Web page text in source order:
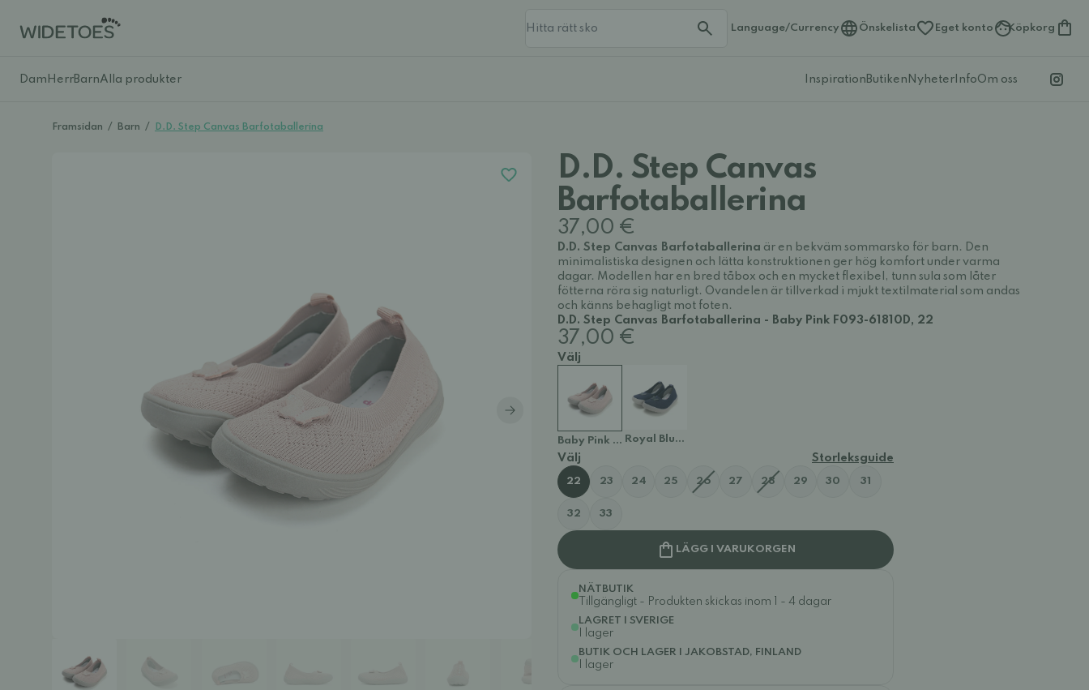
Language/Currency Önskelista Eget konto Köpkorg
Dam HerrBarnAlla produkter Inspiration Butiken Nyheter InfoOm oss
Framsidan / Barn / D.D. Step Canvas Barfotaballerina
D.D. Step Canvas
Barfotaballerina
37,00 €
D.D. Step Canvas Barfotaballerina är en bekväm sommarsko för barn. Den
minimalistiska designen och lätta konstruktionen ger hög komfort under varma
dagar. Modellen har en bred tåbox och en mycket flexibel, tunn sula som låter
fötterna röra sig naturligt. Ovandelen är tillverkad i mjukt textilmaterial som andas
och känns behagligt mot foten.
D.D. Step Canvas Barfotaballerina - Baby Pink F093-61810D, 22
37,00 €
Välj
Baby Pink F093-61810DRoyal Blue F093-61810C
Välj Storleksguide
22 23 24 25 26 27 28 29 30 31
32 33
LÄGG I VARUKORGEN
NÄTBUTIK
Tillgängligt - Produkten skickas inom 1 - 4 dagar
LAGRET I SVERIGE
I lager
BUTIK OCH LAGER I JAKOBSTAD, FINLAND
I lager